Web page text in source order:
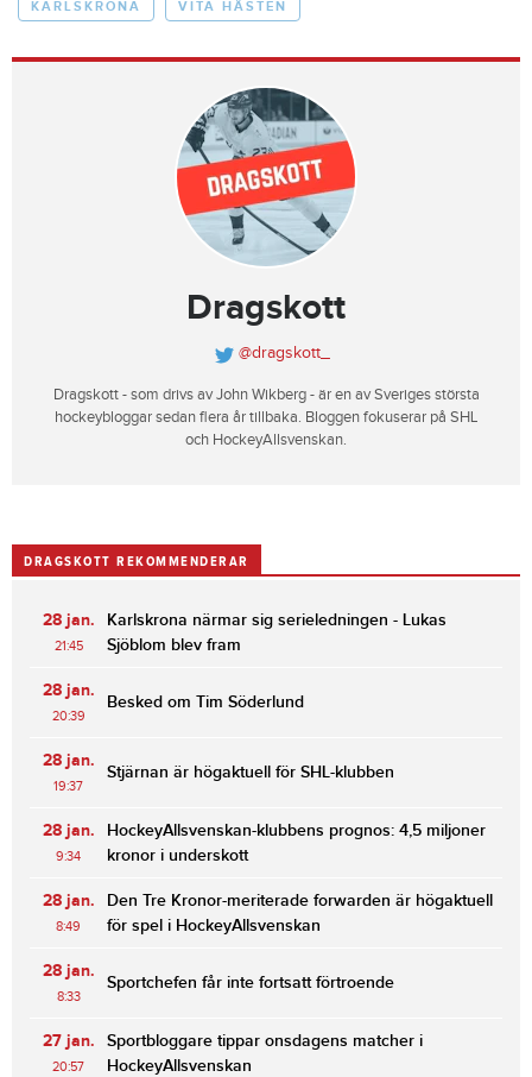
KARLSKRONA VITA HÄSTEN
Dragskott
@dragskott_
Dragskott - som drivs av John Wikberg - är en av Sveriges största
hockeybloggar sedan flera år tillbaka. Bloggen fokuserar på SHL
och HockeyAllsvenskan.
DRAGSKOTT REKOMMENDERAR
28 jan.
21:45
Karlskrona närmar sig serieledningen - Lukas
Sjöblom blev fram
28 jan.
20:39
Besked om Tim Söderlund
28 jan.
19:37
Stjärnan är högaktuell för SHL-klubben
28 jan.
9:34
HockeyAllsvenskan-klubbens prognos: 4,5 miljoner
kronor i underskott
28 jan.
8:49
Den Tre Kronor-meriterade forwarden är högaktuell
för spel i HockeyAllsvenskan
28 jan.
8:33
Sportchefen får inte fortsatt förtroende
27 jan.
20:57
Sportbloggare tippar onsdagens matcher i
HockeyAllsvenskan